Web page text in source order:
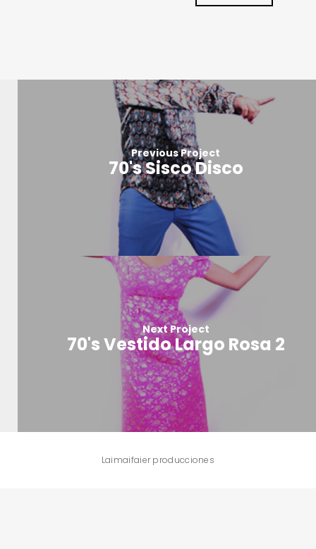
Previous Project
70's Sisco Disco
Next Project
70's Vestido Largo Rosa 2
Laimaifaier producciones